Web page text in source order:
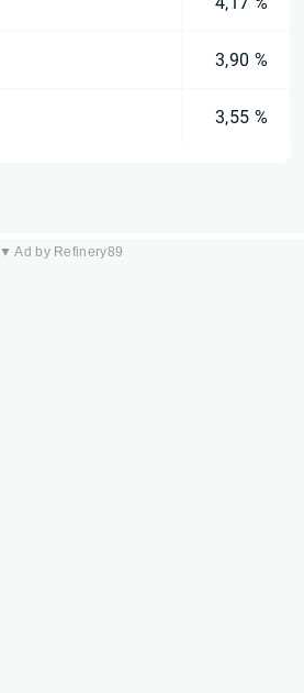
3,90 %
3,55 %
▼ Ad by Refinery89